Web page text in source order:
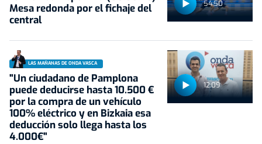
54:50
Mesa redonda por el fichaje del
central
12:09
LAS MAÑANAS DE ONDA VASCA
"Un ciudadano de Pamplona
puede deducirse hasta 10.500 €
por la compra de un vehículo
100% eléctrico y en Bizkaia esa
deducción solo llega hasta los
4.000€"